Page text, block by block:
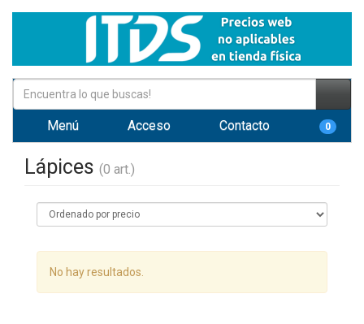
Menú Acceso Contacto 0
Lápices (0 art.)
No hay resultados.